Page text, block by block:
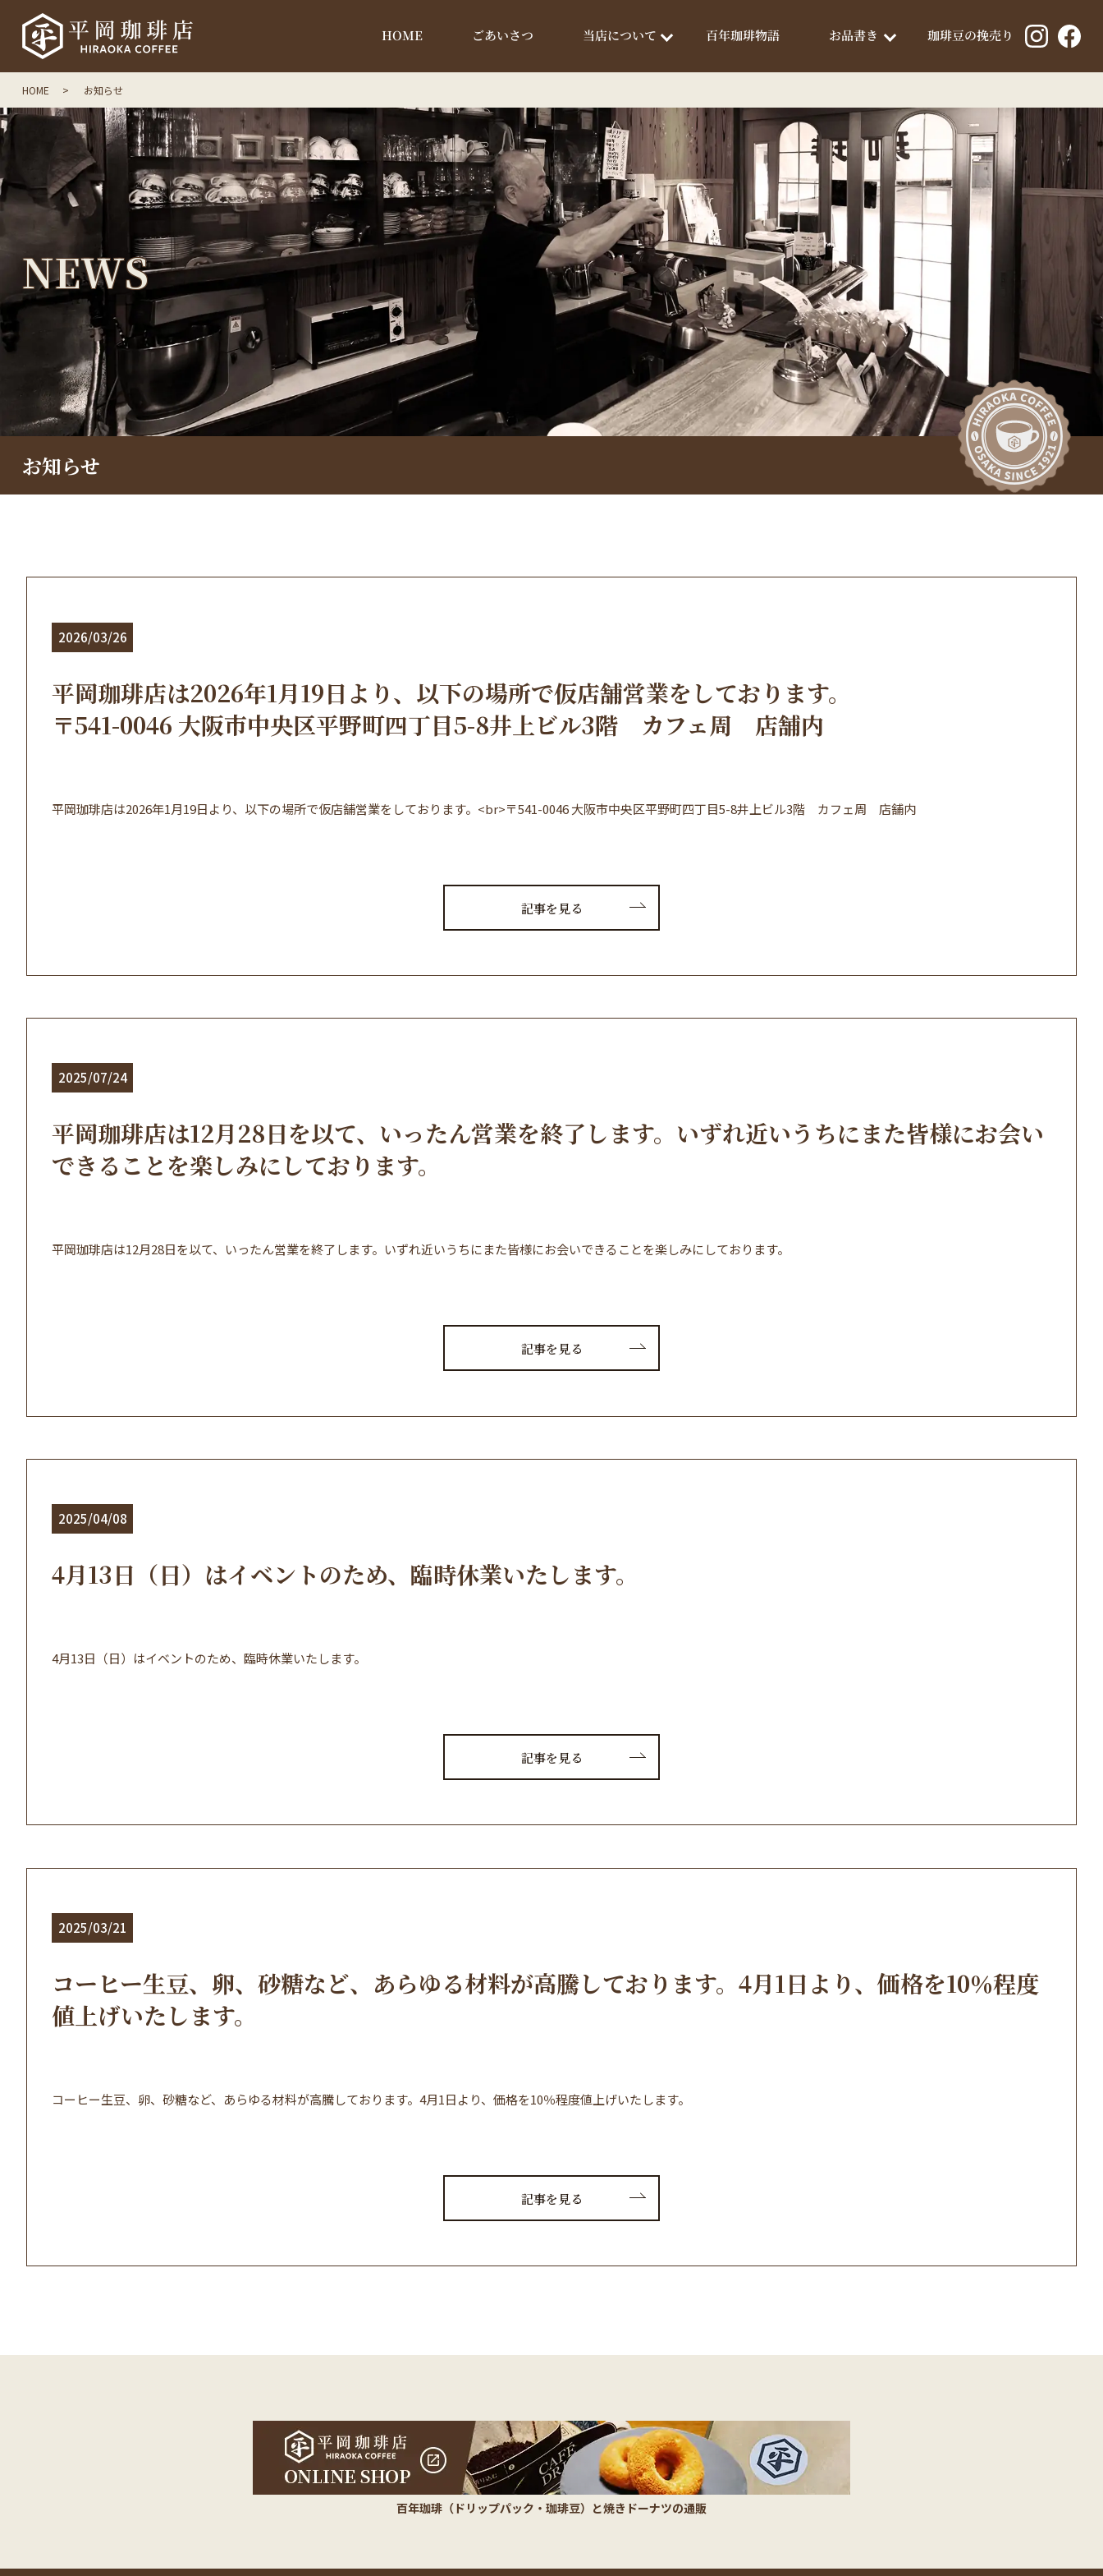
HOME ごあいさつ 当店について 百年珈琲物語 お品書き 珈琲豆の挽売り
HOME お知らせ
NEWS
お知らせ
2026/03/26
平岡珈琲店は2026年1月19日より、以下の場所で仮店舗営業をしております。
〒541-0046 大阪市中央区平野町四丁目5-8井上ビル3階 カフェ周 店舗内
平岡珈琲店は2026年1月19日より、以下の場所で仮店舗営業をしております。<br>〒541-0046 大阪市中央区平野町四丁目5-8井上ビル3階 カフェ周 店舗内
記事を見る
2025/07/24
平岡珈琲店は12月28日を以て、いったん営業を終了します。いずれ近いうちにまた皆様にお会い
できることを楽しみにしております。
平岡珈琲店は12月28日を以て、いったん営業を終了します。いずれ近いうちにまた皆様にお会いできることを楽しみにしております。
記事を見る
2025/04/08
4月13日（日）はイベントのため、臨時休業いたします。
4月13日（日）はイベントのため、臨時休業いたします。
記事を見る
2025/03/21
コーヒー生豆、卵、砂糖など、あらゆる材料が高騰しております。4月1日より、価格を10％程度
値上げいたします。
コーヒー生豆、卵、砂糖など、あらゆる材料が高騰しております。4月1日より、価格を10％程度値上げいたします。
記事を見る
百年珈琲（ドリップパック・珈琲豆）と焼きドーナツの通販